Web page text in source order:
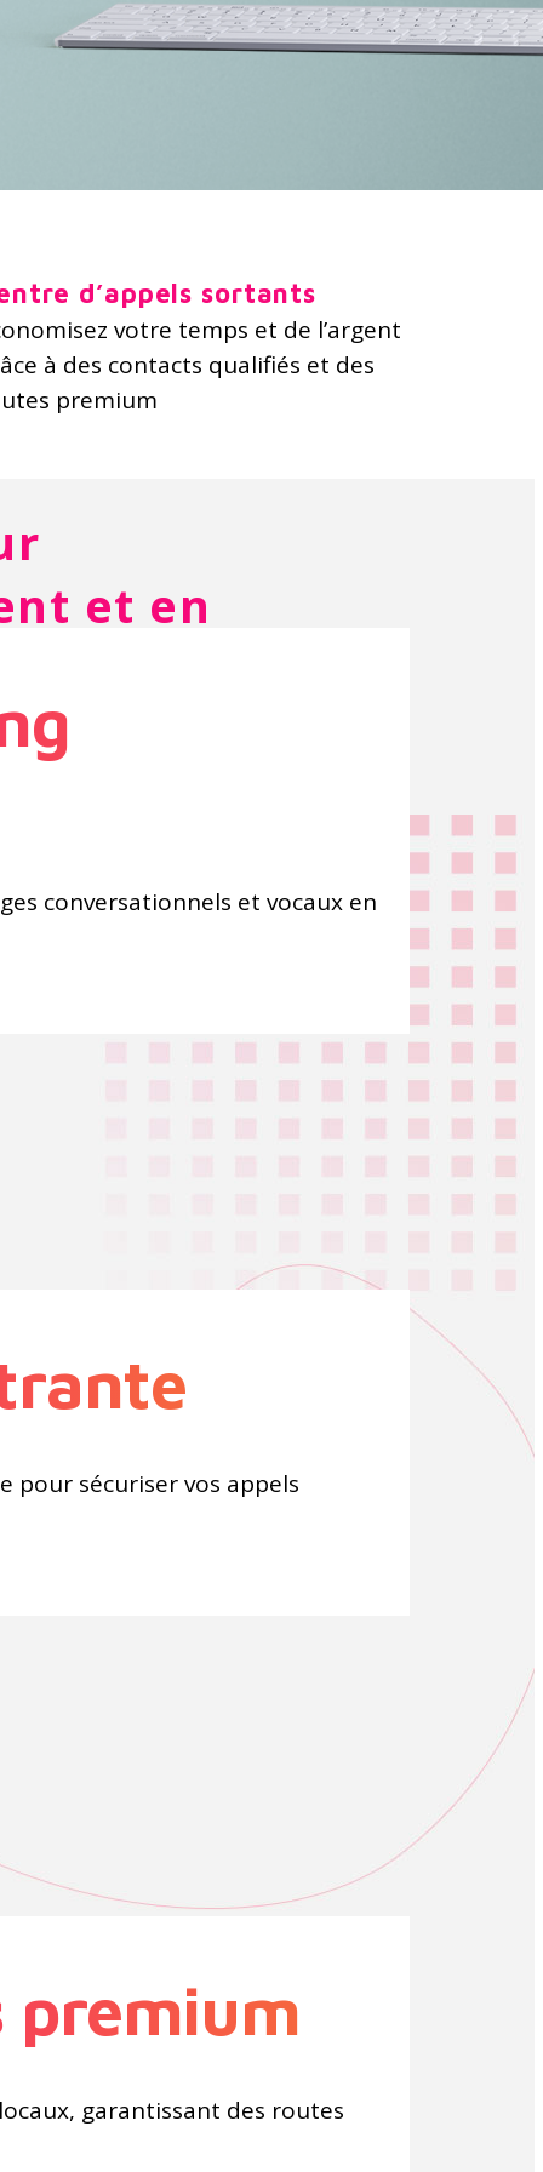
d’appels sortants
votre temps et de l’argent
à des contacts qualifiés et des
premium
et en
conversationnels et vocaux en
pour sécuriser vos appels
premium
garantissant des routes